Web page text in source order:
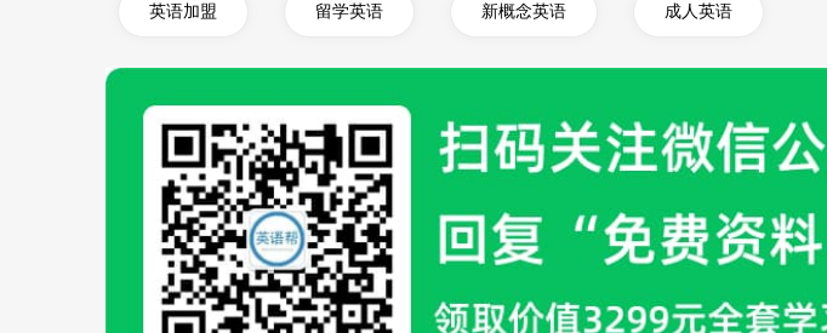
英语加盟 留学英语 新概念英语 成人英语